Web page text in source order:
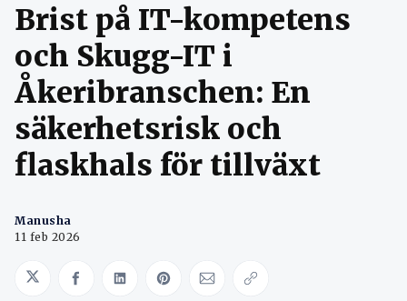
Brist på IT-kompetens
och Skugg-IT i
Åkeribranschen: En
säkerhetsrisk och
flaskhals för tillväxt
Manusha
11 feb 2026
Share on Twitter
Share on Facebook
Share on LinkedIn
Share on Pinterest
Share via Email
Copy link